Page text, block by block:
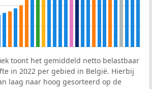
toont het gemiddeld netto belastbaar
in 2022 per gebied in België. Hierbij
laag naar hoog gesorteerd op de